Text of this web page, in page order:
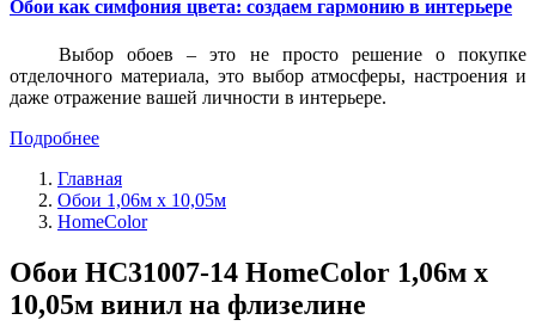
Обои как симфония цвета: создаем гармонию в интерьере
Выбор обоев – это не просто решение о покупке
отделочного материала, это выбор атмосферы, настроения и
даже отражение вашей личности в интерьере.
Подробнее
Главная
Обои 1,06м х 10,05м
HomeColor
Обои HC31007-14 HomeColor 1,06м х
10,05м винил на флизелине